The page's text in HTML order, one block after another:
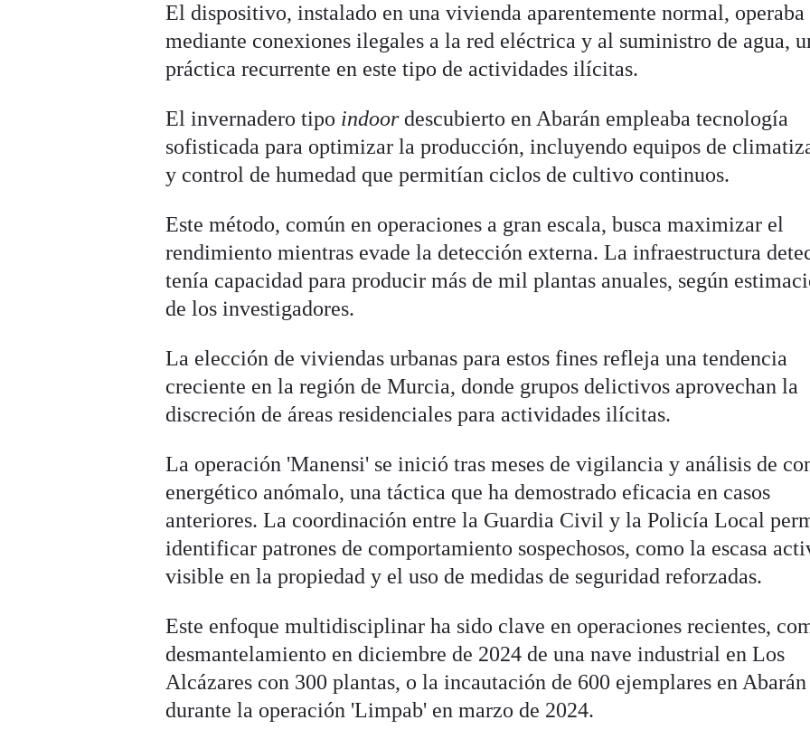
El dispositivo, instalado en una vivienda aparentemente normal, operaba
mediante conexiones ilegales a la red eléctrica y al suministro de agua,
práctica recurrente en este tipo de actividades ilícitas.
El invernadero tipo indoordescubierto en Abarán empleaba tecnología
sofisticada para optimizar la producción, incluyendo equipos de
y control de humedad que permitían ciclos de cultivo continuos.
Este método, común en operaciones a gran escala, busca maximizar el
rendimiento mientras evade la detección externa. La infraestructura
tenía capacidad para producir más de mil plantas anuales, según
de los investigadores.
La elección de viviendas urbanas para estos fines refleja una tendencia
creciente en la región de Murcia, donde grupos delictivos aprovechan la
discreción de áreas residenciales para actividades ilícitas.
La operación 'Manensi' se inició tras meses de vigilancia y análisis de
energético anómalo, una táctica que ha demostrado eficacia en casos
anteriores. La coordinación entre la Guardia Civil y la Policía Local
identificar patrones de comportamiento sospechosos, como la escasa
visible en la propiedad y el uso de medidas de seguridad reforzadas.
Este enfoque multidisciplinar ha sido clave en operaciones recientes,
desmantelamiento en diciembre de 2024 de una nave industrial en Los
Alcázares con 300 plantas, o la incautación de 600 ejemplares en Abarán
durante la operación 'Limpab' en marzo de 2024.